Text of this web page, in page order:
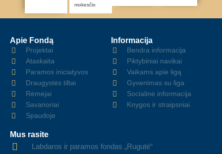
mokesčio
Apie Fondą
Projektai
Ataskaita
Paramos iniciatyvos
Draugystės tiltai
Rėmėjai
Savanoriai
Spaudoje
Informacija
Bendra informacija
Piktybiniai navikai
Vaikams apie ligą
Gyvenimas su liga
Socialinė informacija
Knygos ir straipsniai
Mus rasite
Labdaros ir paramos fondas „Rugutė“